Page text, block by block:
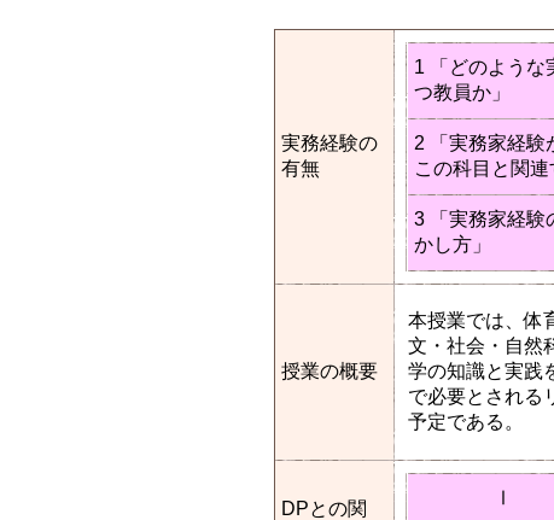
実務経験の
有無
1 「どのような
つ教員か」
2 「実務家経験
この科目と関連
3 「実務家経験
かし方」
授業の概要
本授業では、体
文・社会・自然
学の知識と実践
で必要とされる
予定である。
DPとの関
Ⅰ